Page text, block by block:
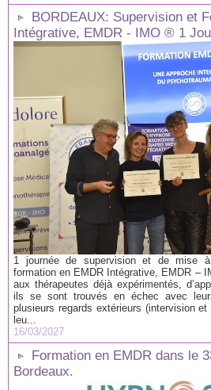
BORDEAUX: Supervision et
Intégrative, EMDR - IMO ® 1
1 journée de supervision et de mise
formation en EMDR Intégrative, EMDR –
aux thérapeutes déjà expérimentés,
ils se sont trouvés en échec avec
plusieurs regards extérieurs (intervision et
leu...
16/03/2027
Formation en EMDR dans le
Bordeaux.